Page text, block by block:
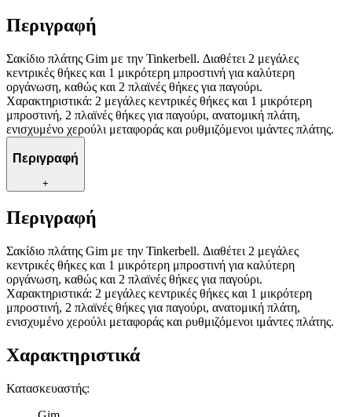
Περιγραφή
Σακίδιο πλάτης Gim με την Tinkerbell. Διαθέτει 2 μεγάλες
κεντρικές θήκες και 1 μικρότερη μπροστινή για καλύτερη
οργάνωση, καθώς και 2 πλαϊνές θήκες για παγούρι.
Χαρακτηριστικά: 2 μεγάλες κεντρικές θήκες και 1 μικρότερη
μπροστινή, 2 πλαϊνές θήκες για παγούρι, ανατομική πλάτη,
ενισχυμένο χερούλι μεταφοράς και ρυθμιζόμενοι ιμάντες πλάτης.
Περιγραφή
+
Περιγραφή
Σακίδιο πλάτης Gim με την Tinkerbell. Διαθέτει 2 μεγάλες
κεντρικές θήκες και 1 μικρότερη μπροστινή για καλύτερη
οργάνωση, καθώς και 2 πλαϊνές θήκες για παγούρι.
Χαρακτηριστικά: 2 μεγάλες κεντρικές θήκες και 1 μικρότερη
μπροστινή, 2 πλαϊνές θήκες για παγούρι, ανατομική πλάτη,
ενισχυμένο χερούλι μεταφοράς και ρυθμιζόμενοι ιμάντες πλάτης.
Χαρακτηριστικά
Κατασκευαστής: